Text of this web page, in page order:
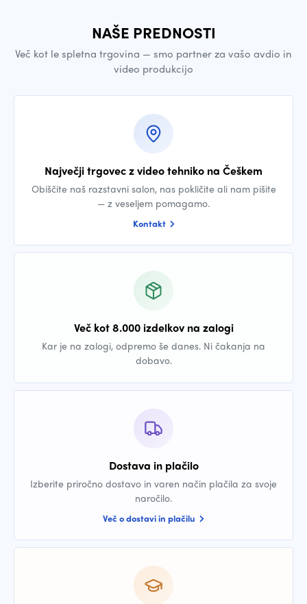
NAŠE PREDNOSTI
Več kot le spletna trgovina — smo partner za vašo avdio in
video produkcijo
Največji trgovec z video tehniko na Češkem
Obiščite naš razstavni salon, nas pokličite ali nam pišite
— z veseljem pomagamo.
Kontakt
Več kot 8.000 izdelkov na zalogi
Kar je na zalogi, odpremo še danes. Ni čakanja na
dobavo.
Dostava in plačilo
Izberite priročno dostavo in varen način plačila za svoje
naročilo.
Več o dostavi in plačilu